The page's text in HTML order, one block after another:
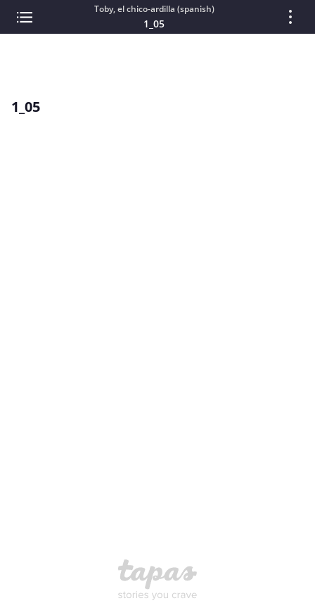
Toby, el chico-ardilla (spanish)
1_05
1_05